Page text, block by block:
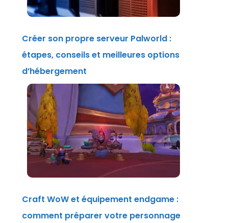
Créer son propre serveur Palworld :
étapes, conseils et meilleures options
d’hébergement
Craft WoW et équipement endgame :
comment préparer votre personnage